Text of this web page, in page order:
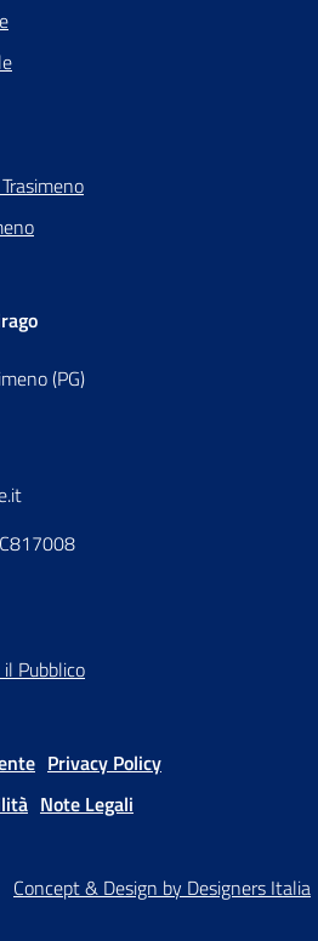
(PG)
Pubblico
Privacy Policy
Note Legali
Concept & Design by Designers Italia